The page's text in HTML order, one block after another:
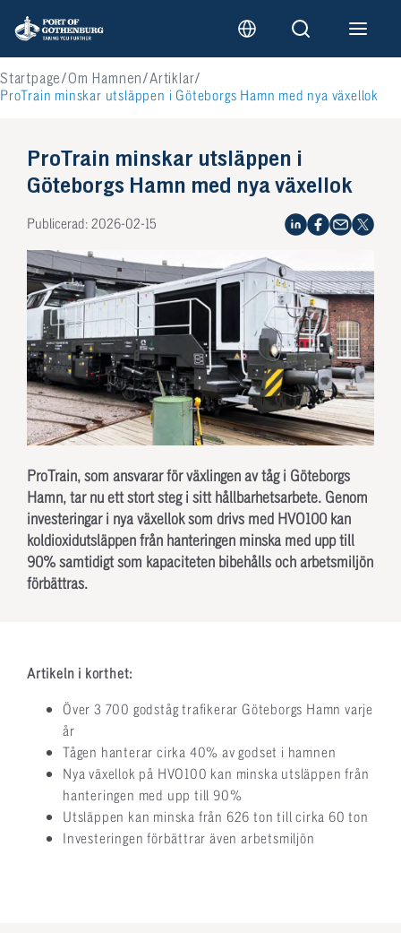
Startpage Om Hamnen Artiklar
ProTrain minskar utsläppen i Göteborgs Hamn med nya växellok
ProTrain minskar utsläppen i
Göteborgs Hamn med nya växellok
Publicerad: 2026-02-15
ProTrain, som ansvarar för växlingen av tåg i Göteborgs
Hamn, tar nu ett stort steg i sitt hållbarhetsarbete. Genom
investeringar i nya växellok som drivs med HVO100 kan
koldioxidutsläppen från hanteringen minska med upp till
90% samtidigt som kapaciteten bibehålls och arbetsmiljön
förbättras.
Artikeln i korthet:
Över 3 700 godståg trafikerar Göteborgs Hamn varje
år
Tågen hanterar cirka 40% av godset i hamnen
Nya växellok på HVO100 kan minska utsläppen från
hanteringen med upp till 90%
Utsläppen kan minska från 626 ton till cirka 60 ton
Investeringen förbättrar även arbetsmiljön